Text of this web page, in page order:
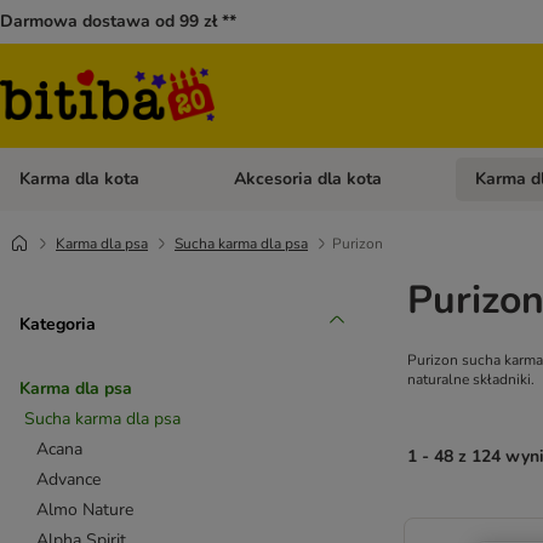
Darmowa dostawa od 99 zł **
Karma dla kota Otwórz menu kategorii: Karma dla kota
Akcesoria dla kota Otwórz
Karma
Karma dla psa Sucha karma dla psa Purizon
Kategoria
Karma dla psa
Sucha karma dla psa
Acana
Advance
Almo Nature
Purizon sucha
naturalne składniki.
1 - 48 z 124